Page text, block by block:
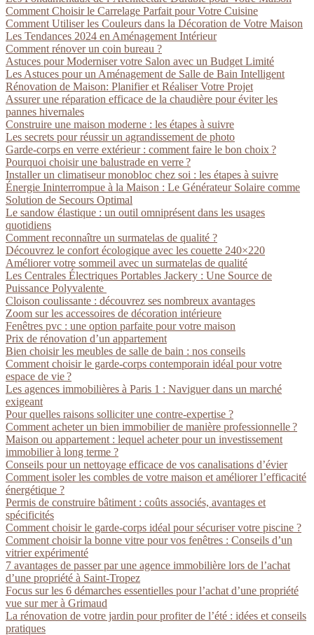
Comment Choisir le Carrelage Parfait pour Votre Cuisine
Comment Utiliser les Couleurs dans la Décoration de Votre Maison
Les Tendances 2024 en Aménagement Intérieur
Comment rénover un coin bureau ?
Astuces pour Moderniser votre Salon avec un Budget Limité
Les Astuces pour un Aménagement de Salle de Bain Intelligent
Rénovation de Maison: Planifier et Réaliser Votre Projet
Assurer une réparation efficace de la chaudière pour éviter les
pannes hivernales
Construire une maison moderne : les étapes à suivre
Les secrets pour réussir un agrandissement de photo
Garde-corps en verre extérieur : comment faire le bon choix ?
Pourquoi choisir une balustrade en verre ?
Installer un climatiseur monobloc chez soi : les étapes à suivre
Énergie Ininterrompue à la Maison : Le Générateur Solaire comme
Solution de Secours Optimal
Le sandow élastique : un outil omniprésent dans les usages
quotidiens
Comment reconnaître un surmatelas de qualité ?
Découvrez le confort écologique avec les couette 240×220
Améliorer votre sommeil avec un surmatelas de qualité
Les Centrales Électriques Portables Jackery : Une Source de
Puissance Polyvalente
Cloison coulissante : découvrez ses nombreux avantages
Zoom sur les accessoires de décoration intérieure
Fenêtres pvc : une option parfaite pour votre maison
Prix de rénovation d’un appartement
Bien choisir les meubles de salle de bain : nos conseils
Comment choisir le garde-corps contemporain idéal pour votre
espace de vie ?
Les agences immobilières à Paris 1 : Naviguer dans un marché
exigeant
Pour quelles raisons solliciter une contre-expertise ?
Comment acheter un bien immobilier de manière professionnelle ?
Maison ou appartement : lequel acheter pour un investissement
immobilier à long terme ?
Conseils pour un nettoyage efficace de vos canalisations d’évier
Comment isoler les combles de votre maison et améliorer l’efficacité
énergétique ?
Permis de construire bâtiment : coûts associés, avantages et
spécificités
Comment choisir le garde-corps idéal pour sécuriser votre piscine ?
Comment choisir la bonne vitre pour vos fenêtres : Conseils d’un
vitrier expérimenté
7 avantages de passer par une agence immobilière lors de l’achat
d’une propriété à Saint-Tropez
Focus sur les 6 démarches essentielles pour l’achat d’une propriété
vue sur mer à Grimaud
La rénovation de votre jardin pour profiter de l’été : idées et conseils
pratiques